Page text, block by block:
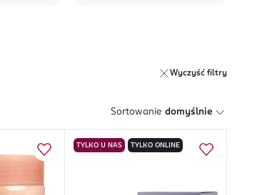
Wyczyść filtry
Sortowanie domyślnie
TYLKO U NAS TYLKO ONLINE